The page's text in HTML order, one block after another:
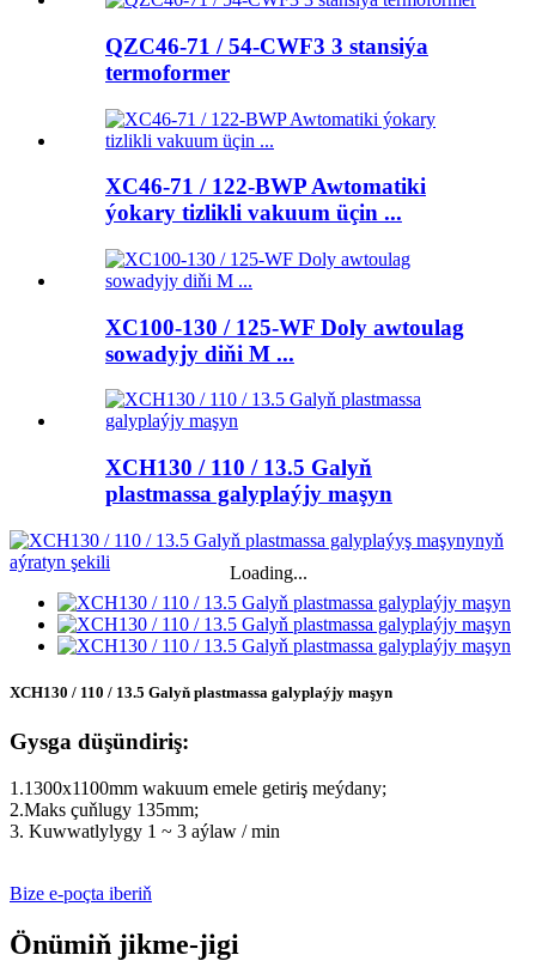
QZC46-71 / 54-CWF3 3 stansiýa
termoformer
XC46-71 / 122-BWP Awtomatiki
ýokary tizlikli vakuum üçin ...
XC100-130 / 125-WF Doly awtoulag
sowadyjy diňi M ...
XCH130 / 110 / 13.5 Galyň
plastmassa galyplaýjy maşyn
Loading...
XCH130 / 110 / 13.5 Galyň plastmassa galyplaýjy maşyn
Gysga düşündiriş:
1.1300x1100mm wakuum emele getiriş meýdany;
2.Maks çuňlugy 135mm;
3. Kuwwatlylygy 1 ~ 3 aýlaw / min
Bize e-poçta iberiň
Önümiň jikme-jigi